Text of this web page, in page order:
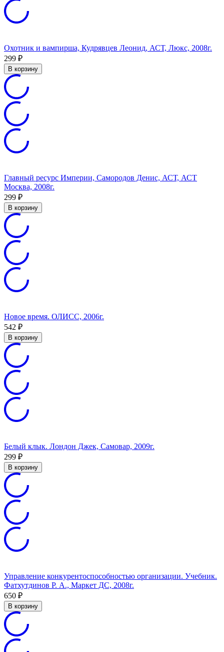
Охотник и вампирша, Кудрявцев Леонид, АСТ, Люкс, 2008г.
299 ₽
В корзину
Главный ресурс Империи, Самородов Денис, АСТ, АСТ
Москва, 2008г.
299 ₽
В корзину
Новое время. ОЛИСС, 2006г.
542 ₽
В корзину
Белый клык. Лондон Джек, Самовар, 2009г.
299 ₽
В корзину
Управление конкурентоспособностью организации. Учебник.
Фатхутдинов Р. А., Маркет ДС, 2008г.
650 ₽
В корзину